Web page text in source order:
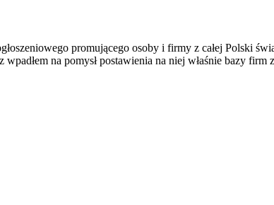
promującego osoby i firmy z całej Polski
na pomysł postawienia na niej właśnie bazy firm z